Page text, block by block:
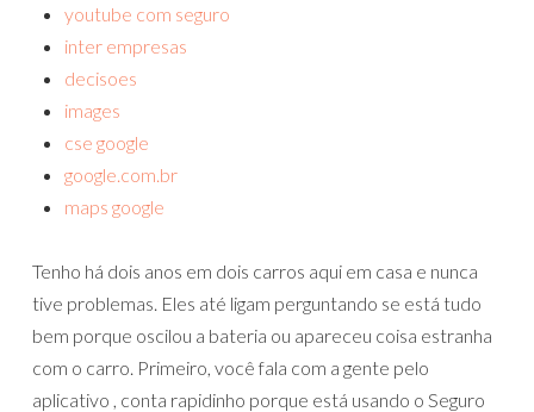
youtube com seguro
inter empresas
decisoes
images
cse google
google.com.br
maps google
Tenho há dois anos em dois carros aqui em casa e nunca
tive problemas. Eles até ligam perguntando se está tudo
bem porque oscilou a bateria ou apareceu coisa estranha
com o carro. Primeiro, você fala com a gente pelo
aplicativo , conta rapidinho porque está usando o Seguro